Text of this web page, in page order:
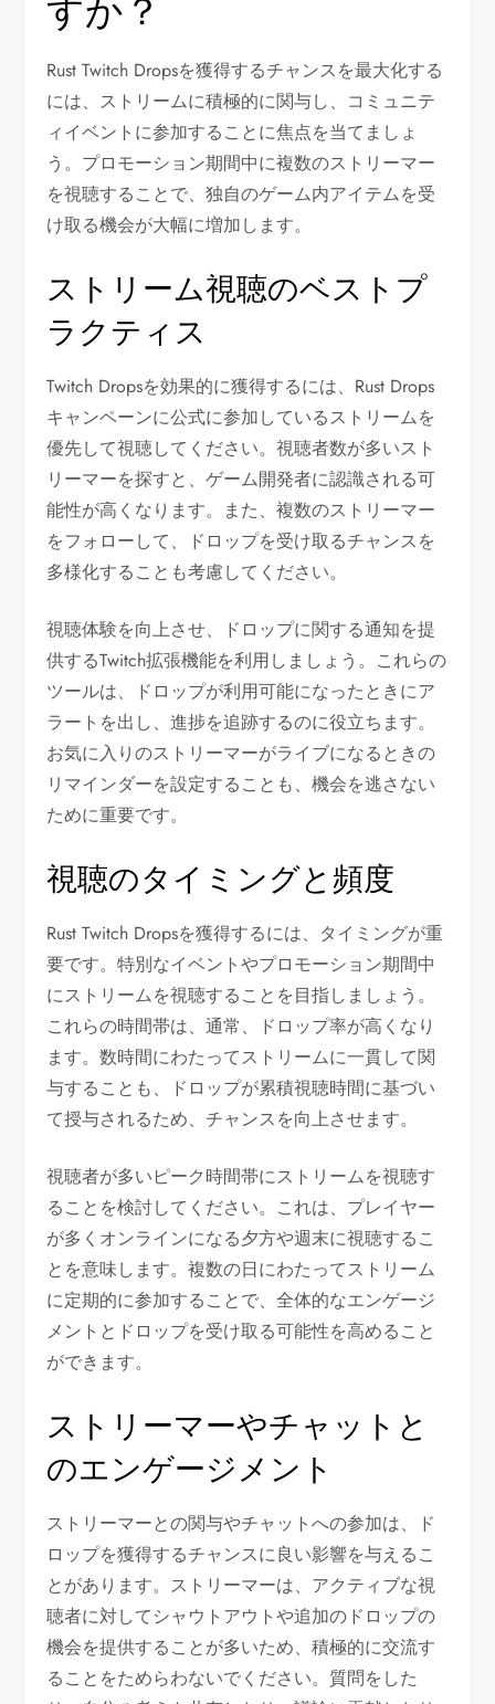
すか？
Rust Twitch Dropsを獲得するチャンスを最大化する
には、ストリームに積極的に関与し、コミュニテ
ィイベントに参加することに焦点を当てましょ
う。プロモーション期間中に複数のストリーマー
を視聴することで、独自のゲーム内アイテムを受
け取る機会が大幅に増加します。
ストリーム視聴のベストプ
ラクティス
Twitch Dropsを効果的に獲得するには、Rust Drops
キャンペーンに公式に参加しているストリームを
優先して視聴してください。視聴者数が多いスト
リーマーを探すと、ゲーム開発者に認識される可
能性が高くなります。また、複数のストリーマー
をフォローして、ドロップを受け取るチャンスを
多様化することも考慮してください。
視聴体験を向上させ、ドロップに関する通知を提
供するTwitch拡張機能を利用しましょう。これらの
ツールは、ドロップが利用可能になったときにア
ラートを出し、進捗を追跡するのに役立ちます。
お気に入りのストリーマーがライブになるときの
リマインダーを設定することも、機会を逃さない
ために重要です。
視聴のタイミングと頻度
Rust Twitch Dropsを獲得するには、タイミングが重
要です。特別なイベントやプロモーション期間中
にストリームを視聴することを目指しましょう。
これらの時間帯は、通常、ドロップ率が高くなり
ます。数時間にわたってストリームに一貫して関
与することも、ドロップが累積視聴時間に基づい
て授与されるため、チャンスを向上させます。
視聴者が多いピーク時間帯にストリームを視聴す
ることを検討してください。これは、プレイヤー
が多くオンラインになる夕方や週末に視聴するこ
とを意味します。複数の日にわたってストリーム
に定期的に参加することで、全体的なエンゲージ
メントとドロップを受け取る可能性を高めること
ができます。
ストリーマーやチャットと
のエンゲージメント
ストリーマーとの関与やチャットへの参加は、ド
ロップを獲得するチャンスに良い影響を与えるこ
とがあります。ストリーマーは、アクティブな視
聴者に対してシャウトアウトや追加のドロップの
機会を提供することが多いため、積極的に交流す
ることをためらわないでください。質問をした